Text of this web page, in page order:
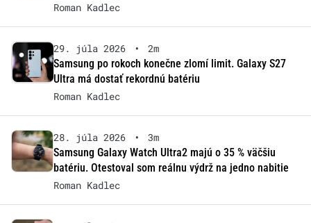
Roman Kadlec
29. júla 2026 •
2m
Samsung po rokoch konečne zlomí limit. Galaxy S27
Ultra má dostať rekordnú batériu
Roman Kadlec
28. júla 2026 •
3m
Samsung Galaxy Watch Ultra2 majú o 35 % väčšiu
batériu. Otestoval som reálnu výdrž na jedno nabitie
Roman Kadlec